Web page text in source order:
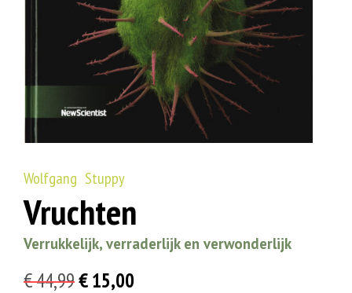
Wolfgang Stuppy
Vruchten
Verrukkelijk, verraderlijk en verwonderlijk
€44,99Oorspronkelijke
€15,00